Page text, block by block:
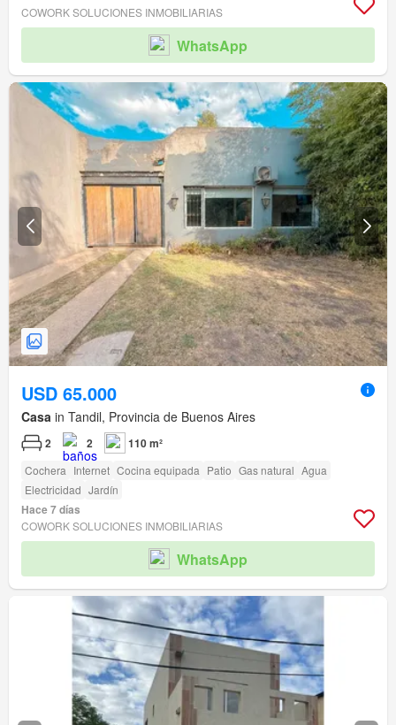
COWORK SOLUCIONES INMOBILIARIAS
WhatsApp
USD 65.000
Casa in Tandil, Provincia de Buenos Aires
2 2 110 m²
Cochera Internet Cocina equipada Patio Gas natural Agua
Electricidad Jardín
Hace 7 días
COWORK SOLUCIONES INMOBILIARIAS
WhatsApp